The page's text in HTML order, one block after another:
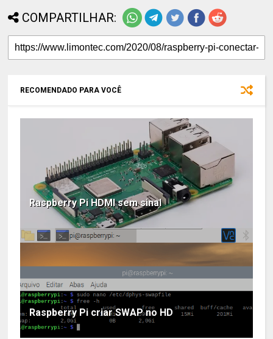
COMPARTILHAR:
RECOMENDADO PARA VOCÊ
Raspberry Pi HDMI sem sinal
Raspberry Pi criar SWAP no HD